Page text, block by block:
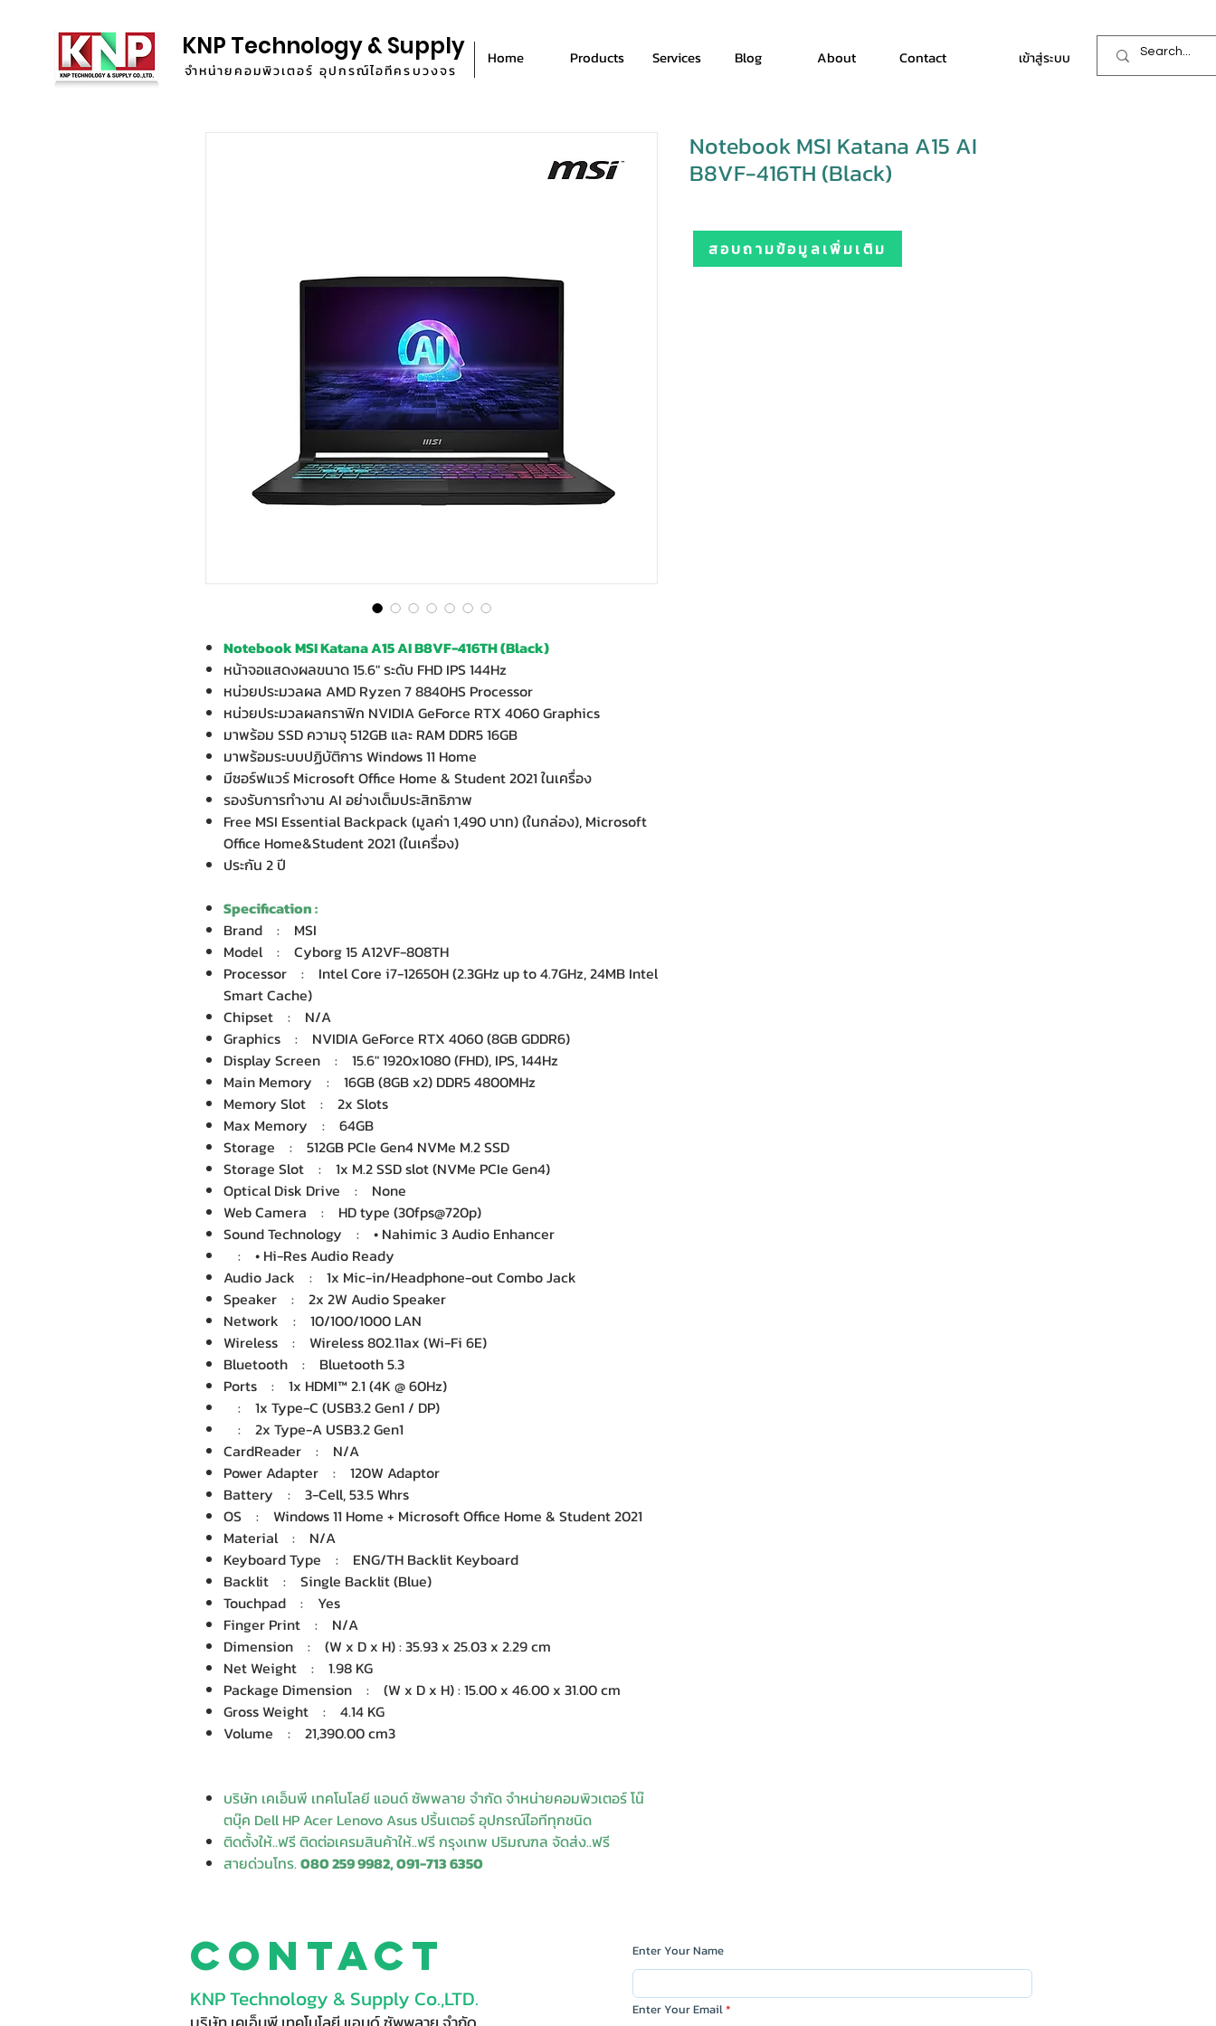
KNP Technology & Supply
จำหน่ายคอมพิวเตอร์ อุปกรณ์ไอทีครบวงจร
Home Products Services Blog About Contact เข้าสู่ระบบ
Notebook MSI Katana A15 AI B8VF-416TH (Black)
หน้าจอแสดงผลขนาด 15.6" ระดับ FHD IPS 144Hz
หน่วยประมวลผล AMD Ryzen 7 8840HS Processor
หน่วยประมวลผลกราฟิก NVIDIA GeForce RTX 4060 Graphics
มาพร้อม SSD ความจุ 512GB และ RAM DDR5 16GB
มาพร้อมระบบปฏิบัติการ Windows 11 Home
มีซอร์ฟแวร์ Microsoft Office Home & Student 2021 ในเครื่อง
รองรับการทำงาน AI อย่างเต็มประสิทธิภาพ
Free MSI Essential Backpack (มูลค่า 1,490 บาท) (ในกล่อง), Microsoft
Office Home&Student 2021 (ในเครื่อง)
ประกัน 2 ปี
Specification :
Brand : MSI
Model : Cyborg 15 A12VF-808TH
Processor : Intel Core i7-12650H (2.3GHz up to 4.7GHz, 24MB Intel
Smart Cache)
Chipset : N/A
Graphics : NVIDIA GeForce RTX 4060 (8GB GDDR6)
Display Screen : 15.6" 1920x1080 (FHD), IPS, 144Hz
Main Memory : 16GB (8GB x2) DDR5 4800MHz
Memory Slot : 2x Slots
Max Memory : 64GB
Storage : 512GB PCIe Gen4 NVMe M.2 SSD
Storage Slot : 1x M.2 SSD slot (NVMe PCIe Gen4)
Optical Disk Drive : None
Web Camera : HD type (30fps@720p)
Sound Technology : • Nahimic 3 Audio Enhancer
: • Hi-Res Audio Ready
Audio Jack : 1x Mic-in/Headphone-out Combo Jack
Speaker : 2x 2W Audio Speaker
Network : 10/100/1000 LAN
Wireless : Wireless 802.11ax (Wi-Fi 6E)
Bluetooth : Bluetooth 5.3
Ports : 1x HDMI™ 2.1 (4K @ 60Hz)
: 1x Type-C (USB3.2 Gen1 / DP)
: 2x Type-A USB3.2 Gen1
CardReader : N/A
Power Adapter : 120W Adaptor
Battery : 3-Cell, 53.5 Whrs
OS : Windows 11 Home + Microsoft Office Home & Student 2021
Material : N/A
Keyboard Type : ENG/TH Backlit Keyboard
Backlit : Single Backlit (Blue)
Touchpad : Yes
Finger Print : N/A
Dimension : (W x D x H) : 35.93 x 25.03 x 2.29 cm
Net Weight : 1.98 KG
Package Dimension : (W x D x H) : 15.00 x 46.00 x 31.00 cm
Gross Weight : 4.14 KG
Volume : 21,390.00 cm3
บริษัท เคเอ็นพี เทคโนโลยี แอนด์ ซัพพลาย จำกัด จำหน่ายคอมพิวเตอร์ โน๊
ตบุ๊ค Dell HP Acer Lenovo Asus ปริ้นเตอร์ อุปกรณ์ไอทีทุกชนิด
ติดตั้งให้..ฟรี ติดต่อเครมสินค้าให้..ฟรี กรุงเทพ ปริมณฑล จัดส่ง..ฟรี
สายด่วนโทร.080 259 9982, 091-713 6350
Notebook MSI Katana A15 AI
B8VF-416TH (Black)
สอบถามข้อมูลเพิ่มเติม
Contact
KNP Technology & Supply Co.,LTD.
Enter Your Name
Enter Your Email